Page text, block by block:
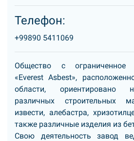
Телефон:
+99890 5411069
Общество с ограниченное
«Everest Asbest»,
области, ориентировано
различных строительных
извести, алебастра,
также различные изделия из
Свою деятельность завод